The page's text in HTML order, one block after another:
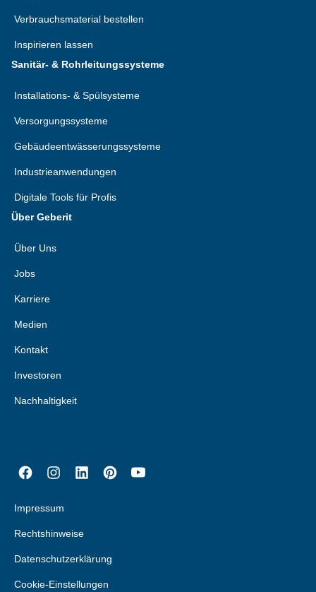
Verbrauchsmaterial bestellen
Inspirieren lassen
Sanitär- & Rohrleitungssysteme
Installations- & Spülsysteme
Versorgungssysteme
Gebäudeentwässerungssysteme
Industrieanwendungen
Digitale Tools für Profis
Über Geberit
Über Uns
Jobs
Karriere
Medien
Kontakt
Investoren
Nachhaltigkeit
Impressum
Rechtshinweise
Datenschutzerklärung
Cookie-Einstellungen